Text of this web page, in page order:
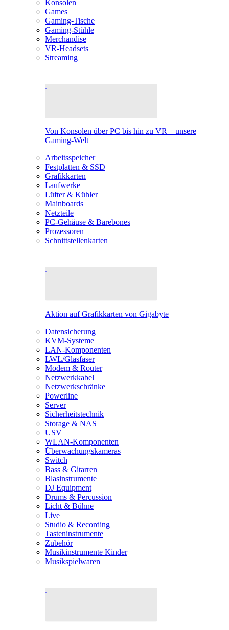
Konsolen
Games
Gaming-Tische
Gaming-Stühle
Merchandise
VR-Headsets
Streaming
Von Konsolen über PC bis hin zu VR – unsere
Gaming-Welt
Arbeitsspeicher
Festplatten & SSD
Grafikkarten
Laufwerke
Lüfter & Kühler
Mainboards
Netzteile
PC-Gehäuse & Barebones
Prozessoren
Schnittstellenkarten
Aktion auf Grafikkarten von Gigabyte
Datensicherung
KVM-Systeme
LAN-Komponenten
LWL/Glasfaser
Modem & Router
Netzwerkkabel
Netzwerkschränke
Powerline
Server
Sicherheitstechnik
Storage & NAS
USV
WLAN-Komponenten
Überwachungskameras
Switch
Bass & Gitarren
Blasinstrumente
DJ Equipment
Drums & Percussion
Licht & Bühne
Live
Studio & Recording
Tasteninstrumente
Zubehör
Musikinstrumente Kinder
Musikspielwaren